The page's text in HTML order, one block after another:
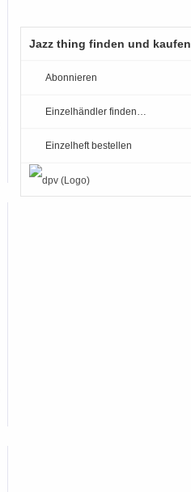
Jazz thing finden und kaufen
Abonnieren
Einzelhändler finden…
Einzelheft bestellen